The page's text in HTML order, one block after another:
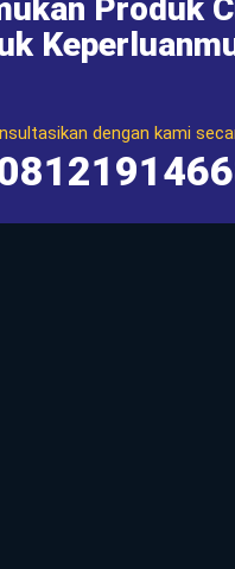
Produk
dengan kami